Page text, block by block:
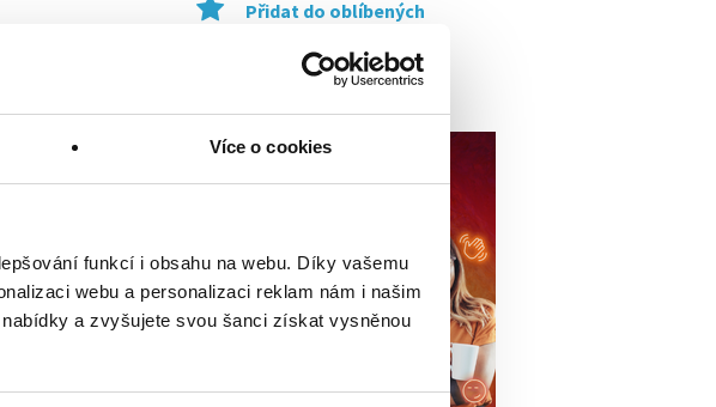
Více o cookies
funkcí i obsahu na webu. Díky vašemu
webu a personalizaci reklam nám i našim
a zvyšujete svou šanci získat vysněnou
Přidat do oblíbených
Upozornit na inzerát